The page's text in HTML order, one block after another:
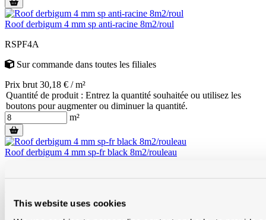
This website uses cookies
Roof derbigum 4 mm sp anti-racine 8m2/roul
RSPF4A
Sur commande dans toutes les filiales
Prix brut 30,18 € / m²
Quantité de produit : Entrez la quantité souhaitée ou utilisez les
boutons pour augmenter ou diminuer la quantité.
m²
Roof derbigum 4 mm sp-fr black 8m2/rouleau
Aalst,Toitmat Tournai,Toitmat Frameries